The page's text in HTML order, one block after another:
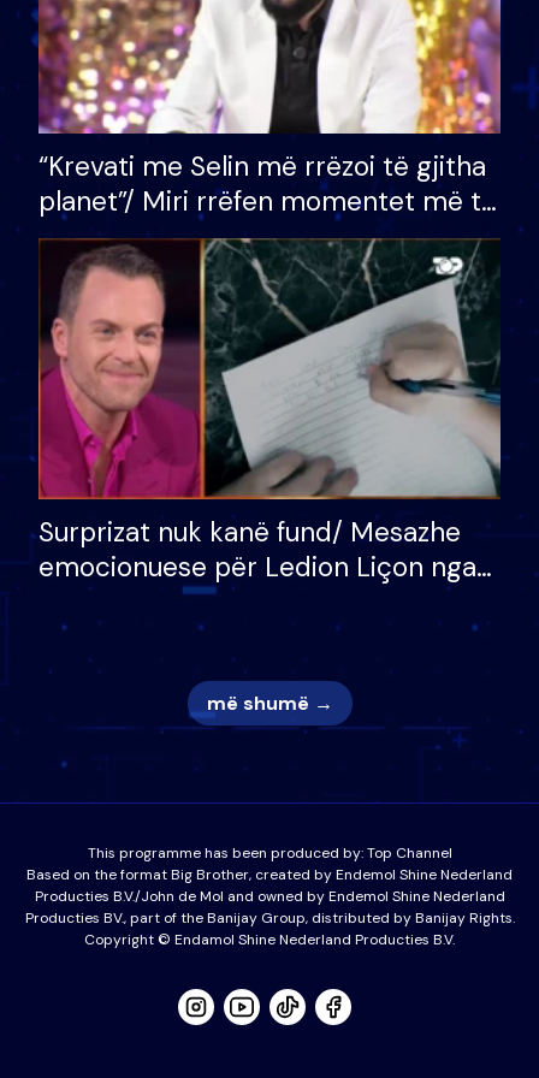
“Krevati me Selin më rrëzoi të gjitha
planet”/ Miri rrëfen momentet më të
bukura në shtëpinë e BB VIP: Do më
mungojë zilja e mëngjesit kur…
Surprizat nuk kanë fund/ Mesazhe
emocionuese për Ledion Liçon nga
nëna dhe fëmijët e tij, moderatori
nuk i mban dot lotët: Nuk meritoj…
më shumë →
This programme has been produced by:Top Channel
Based on the format Big Brother, created by Endemol Shine Nederland
Producties B.V./John de Mol and owned by Endemol Shine Nederland
Producties BV., part of the Banijay Group, distributed by Banijay Rights.
Copyright © Endamol Shine Nederland Producties B.V.